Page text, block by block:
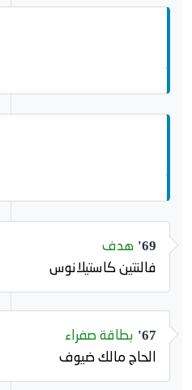
69' هدف
فالنتين كاستيلانوس
67' بطاقة صفراء
الحاج مالك ضيوف